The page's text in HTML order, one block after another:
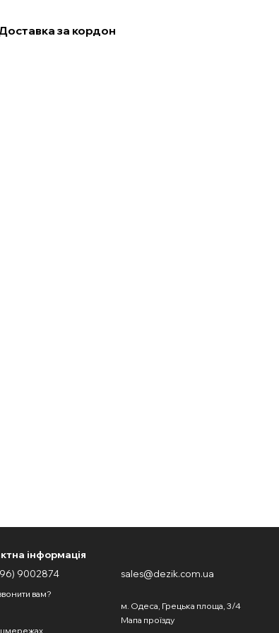
за кордон
інформація
9002874
вам?
sales@dezik.com.ua
м. Одеса, Грецька площа, 3/4
Мапа проїзду